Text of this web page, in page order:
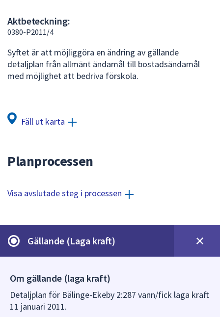
under
fältet.
av
Aktbeteckning:
0380-P2011/4
Syftet är att möjliggöra en ändring av gällande
detaljplan från allmänt ändamål till bostadsändamål
med möjlighet att bedriva förskola.
Fäll ut karta
Planprocessen
Visa avslutade steg i processen
Gällande (Laga kraft)
Om gällande (laga kraft)
Detaljplan för Bälinge-Ekeby 2:287 vann/fick laga kraft
11 januari 2011.